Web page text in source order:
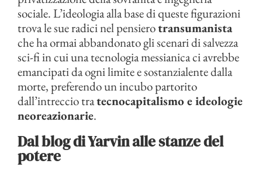
sociale. L’ideologia alla base di queste figurazioni
trova le sue radici nel pensierotransumanista
che ha ormai abbandonato gli scenari di salvezza
sci-fi in cui una tecnologia messianica ci avrebbe
emancipati da ogni limite e sostanzialente dalla
morte, preferendo un incubo partorito
dall’intreccio tratecnocapitalismo e ideologie
neoreazionarie.
Dal blog di Yarvin alle stanze del
potere